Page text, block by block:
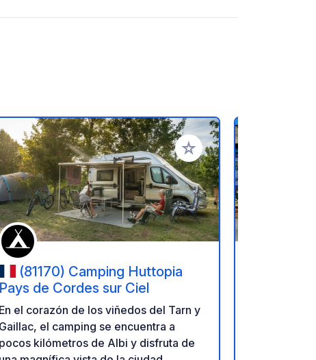
Añadir a tus favoritos
(81170) Camping Huttopia
Pays de Cordes sur Ciel
En el corazón de los viñedos del Tarn y
Gaillac, el camping se encuentra a
pocos kilómetros de Albi y disfruta de